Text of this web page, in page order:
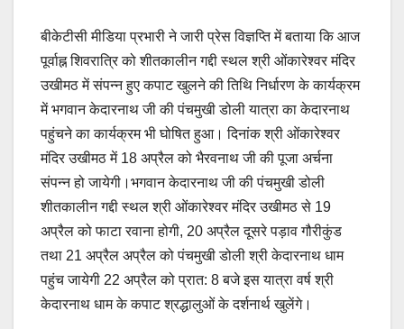
बीकेटीसी मीडिया प्रभारी ने जारी प्रेस विज्ञप्ति में बताया कि आज
पूर्वाह्न शिवरात्रि को शीतकालीन गद्दी स्थल श्री ओंकारेश्वर मंदिर
उखीमठ में संपन्न हुए कपाट खुलने की तिथि निर्धारण के कार्यक्रम
में भगवान केदारनाथ जी की पंचमुखी डोली यात्रा का केदारनाथ
पहुंचने का कार्यक्रम भी घोषित हुआ। दिनांक श्री ओंकारेश्वर
मंदिर उखीमठ में 18 अप्रैल को भैरवनाथ जी की पूजा अर्चना
संपन्न हो जायेगी।भगवान केदारनाथ जी की पंचमुखी डोली
शीतकालीन गद्दी स्थल श्री ओंकारेश्वर मंदिर उखीमठ से 19
अप्रैल को फाटा रवाना होगी, 20 अप्रैल दूसरे पड़ाव गौरीकुंड
तथा 21 अप्रैल अप्रैल को पंचमुखी डोली श्री केदारनाथ धाम
पहुंच जायेगी 22 अप्रैल को प्रात: 8 बजे इस यात्रा वर्ष श्री
केदारनाथ धाम के कपाट श्रद्धालुओं के दर्शनार्थ खुलेंगे।